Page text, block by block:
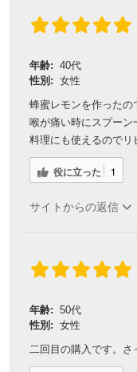
年齢: 40代
性別: 女性
蜂蜜レモンを作ったの
喉が痛い時にスプーン
料理にも使えるのでリ
役に立った 1
サイトからの返信
年齢: 50代
性別: 女性
二回目の購入です。さ